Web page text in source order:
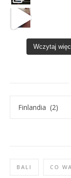
Wczytaj
BALI CO